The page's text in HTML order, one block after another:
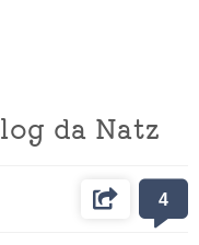
da Natz
4